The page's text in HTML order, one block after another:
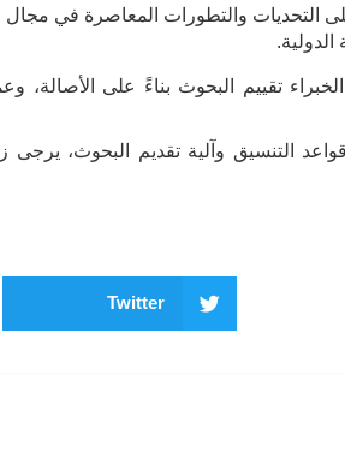
التحديات والتطورات المعاصرة في مجال
تقييم البحوث بناءً على الأصالة،
التنسيق وآلية تقديم البحوث، يرجى
Twitter